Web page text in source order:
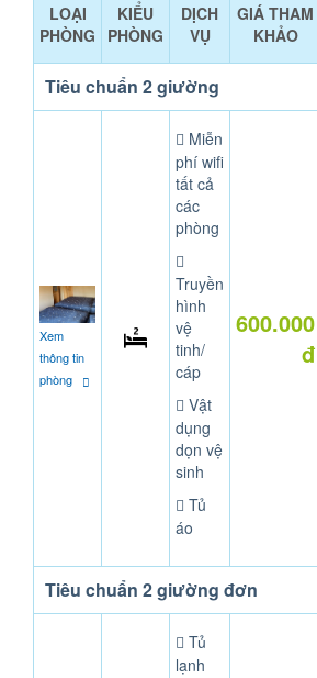
LOẠI
PHÒNG
KIỂU
PHÒNG
DỊCH
VỤ
GIÁ THAM
KHẢO
Tiêu chuẩn 2 giường
Xem
thông tin
phòng
Miễn
phí wifi
tất cả
các
phòng
Truyền
hình
vệ
tinh/
cáp
Vật
dụng
dọn vệ
sinh
Tủ
áo
600.000
đ
Tiêu chuẩn 2 giường đơn
Tủ
lạnh